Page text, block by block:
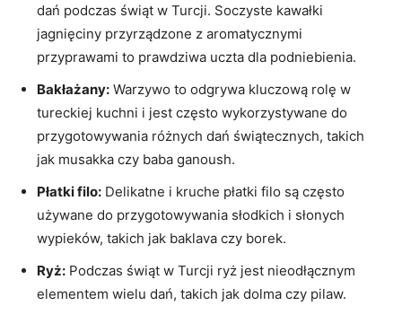
dań podczas‌ świąt⁢ w Turcji. Soczyste kawałki⁢
jagnięciny⁤ przyrządzone z aromatycznymi
przyprawami to prawdziwa uczta⁢ dla podniebienia.
Bakłażany: Warzywo to ​odgrywa kluczową rolę w
tureckiej kuchni⁢ i jest często ‍wykorzystywane do
przygotowywania różnych dań⁢ świątecznych, takich
jak musakka czy baba ganoush.
Płatki filo: Delikatne i kruche płatki filo⁣ są często
⁣używane do ​przygotowywania słodkich i słonych
‍wypieków, takich jak baklava czy‍ borek.
Ryż: Podczas świąt w Turcji ryż jest nieodłącznym ​
elementem wielu​ dań, takich jak dolma​ czy pilaw.